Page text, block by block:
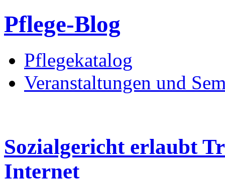
Pflege-Blog
Pflegekatalog
Veranstaltungen und
Sozialgericht erlaubt
Internet